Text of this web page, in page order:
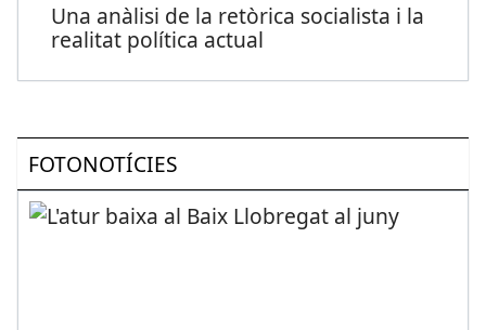
Una anàlisi de la retòrica socialista i la
realitat política actual
FOTONOTÍCIES